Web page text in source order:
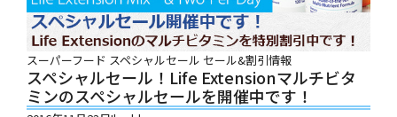
スーパーフード スペシャルセール セール&割引情報
スペシャルセール！Life Extensionマルチビタ
ミンのスペシャルセールを開催中です！